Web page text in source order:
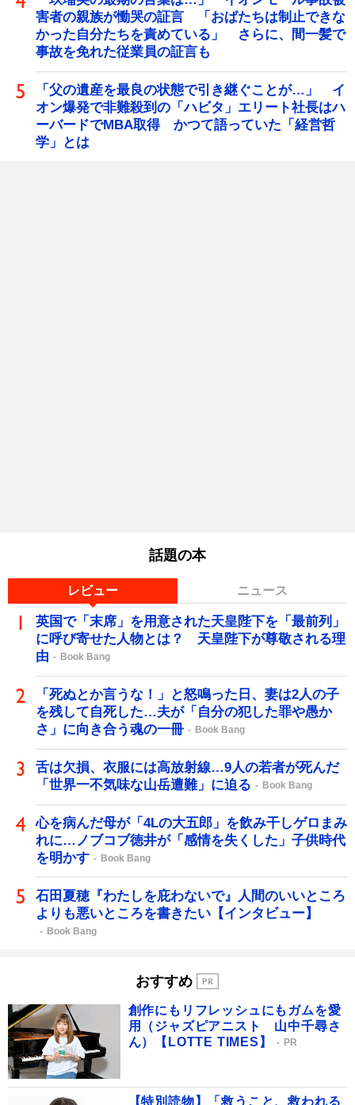
害者の親族が慟哭の証言 「おばたちは制止できな
かった自分たちを責めている」 さらに、間一髪で
事故を免れた従業員の証言も
「父の遺産を最良の状態で引き継ぐことが…」 イ
オン爆発で非難殺到の「ハビタ」エリート社長はハ
ーバードでMBA取得 かつて語っていた「経営哲
学」とは
話題の本
レビュー ニュース
英国で「末席」を用意された天皇陛下を「最前列」
に呼び寄せた人物とは？ 天皇陛下が尊敬される理
由
Book Bang
「死ぬとか言うな！」と怒鳴った日、妻は2人の子
を残して自死した…夫が「自分の犯した罪や愚か
さ」に向き合う魂の一冊
Book Bang
舌は欠損、衣服には高放射線…9人の若者が死んだ
「世界一不気味な山岳遭難」に迫る
Book Bang
心を病んだ母が「4Lの大五郎」を飲み干しゲロまみ
れに…ノブコブ徳井が「感情を失くした」子供時代
を明かす
Book Bang
石田夏穂『わたしを庇わないで』人間のいいところ
よりも悪いところを書きたい【インタビュー】
Book Bang
おすすめ
創作にもリフレッシュにもガムを愛
用（ジャズピアニスト 山中千尋さ
ん）【LOTTE TIMES】
PR
【特別読物】「救うこと、救われる